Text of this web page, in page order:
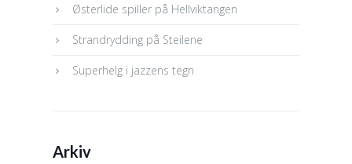
Østerlide spiller på Hellviktangen
Strandrydding på Steilene
Superhelg i jazzens tegn
Arkiv